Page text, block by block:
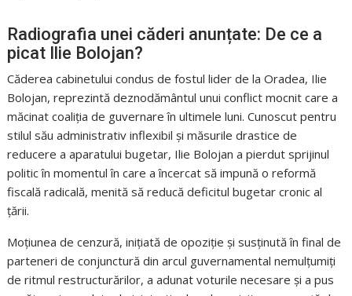
Radiografia unei căderi anunțate: De ce a
picat Ilie Bolojan?
Căderea cabinetului condus de fostul lider de la Oradea, Ilie
Bolojan, reprezintă deznodământul unui conflict mocnit care a
măcinat coaliția de guvernare în ultimele luni. Cunoscut pentru
stilul său administrativ inflexibil și măsurile drastice de
reducere a aparatului bugetar, Ilie Bolojan a pierdut sprijinul
politic în momentul în care a încercat să impună o reformă
fiscală radicală, menită să reducă deficitul bugetar cronic al
țării.
Moțiunea de cenzură, inițiată de opoziție și susținută în final de
parteneri de conjunctură din arcul guvernamental nemulțumiți
de ritmul restructurărilor, a adunat voturile necesare și a pus